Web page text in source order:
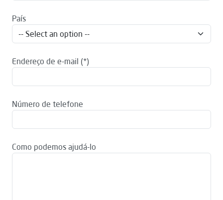
País
Endereço de e-mail
Número de telefone
Como podemos ajudá-lo